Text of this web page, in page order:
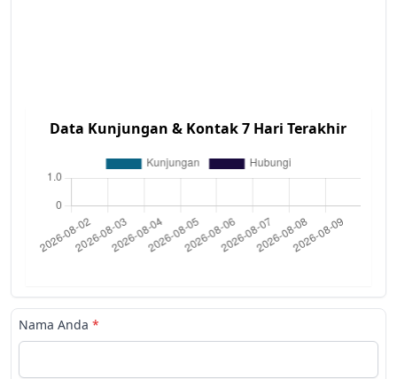
Data Kunjungan & Kontak 7 Hari Terakhir
Nama Anda *